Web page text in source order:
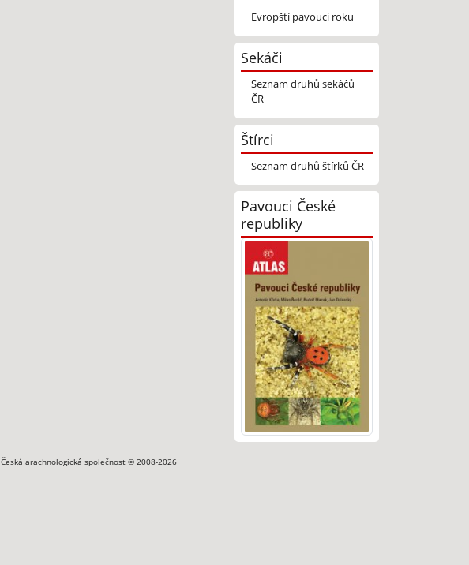
Evropští pavouci roku
Sekáči
Seznam druhů sekáčů
ČR
Štírci
Seznam druhů štírků ČR
Pavouci České
republiky
Česká arachnologická společnost © 2008-2026